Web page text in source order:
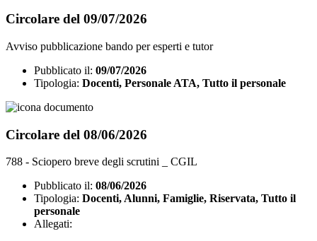
Circolare del 09/07/2026
Avviso pubblicazione bando per esperti e tutor
Pubblicato il: 09/07/2026
Tipologia: Docenti, Personale ATA, Tutto il personale
Circolare del 08/06/2026
788 - Sciopero breve degli scrutini _ CGIL
Pubblicato il: 08/06/2026
Tipologia: Docenti, Alunni, Famiglie, Riservata, Tutto il
personale
Allegati: